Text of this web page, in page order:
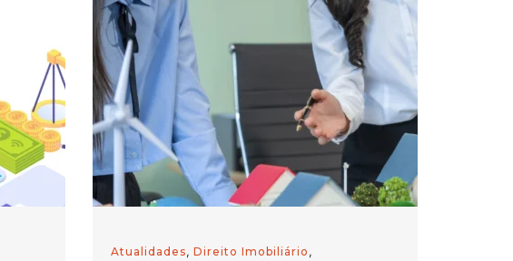
Atualidades,Direito Imobiliário ,